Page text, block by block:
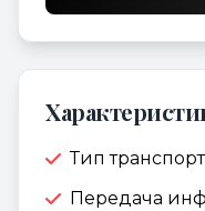
Тип
Передача